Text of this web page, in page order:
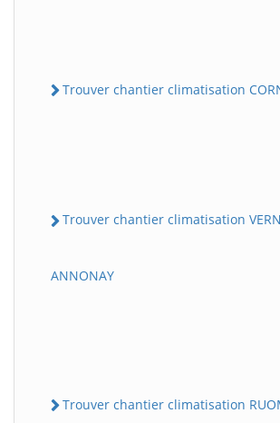
Trouver chantier climatisation
Trouver chantier climatisation
ANNONAY
Trouver chantier climatisation